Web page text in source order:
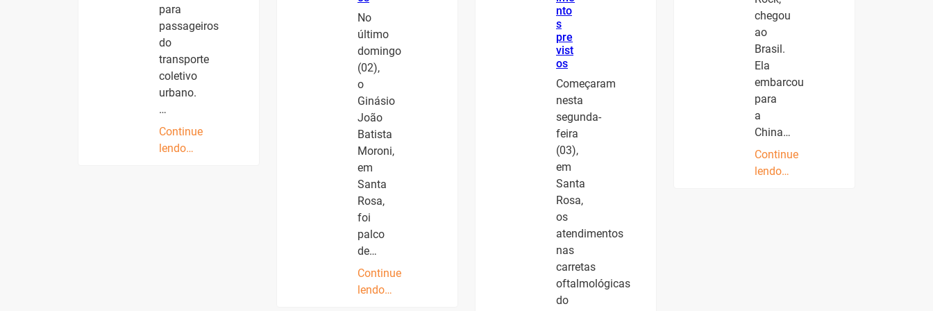
para
passageiros
do
transporte
coletivo
urbano.
…
Continue
lendo…
No
último
domingo
(02),
o
Ginásio
João
Batista
Moroni,
em
Santa
Rosa,
foi
palco
de…
Continue
lendo…
nto
s
pre
vist
os
Começaram
nesta
segunda-
feira
(03),
em
Santa
Rosa,
os
atendimentos
nas
carretas
oftalmológicas
do
chegou
ao
Brasil.
Ela
embarcou
para
a
China…
Continue
lendo…